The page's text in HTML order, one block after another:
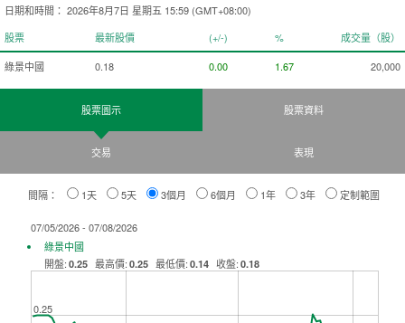
日期和時間： 2026年8月7日 星期五 15:59 (GMT+08:00)
股票
最新股價 (+/-) %
成交量（股）
綠景中國
0.18 increase of 0.00
0.00 increase of 1.67
1.67 20,000
股票圖示 股票資料
交易 表現
間隔： 1天 5天 3個月 6個月 1年 3年 定制範圍
07/05/2026 - 07/08/2026
綠景中國
開盤: 0.25 最高價: 0.25 最低價: 0.14 收盤: 0.18
0.25